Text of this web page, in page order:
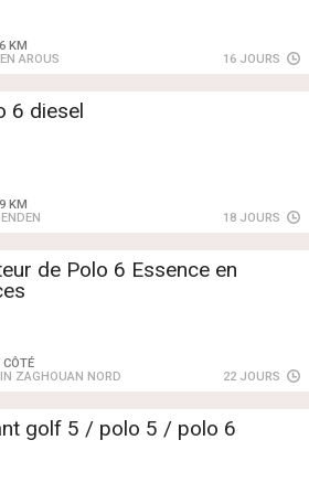
KM
AROUS
16 JOURS
6 diesel
KM
18 JOURS
de Polo 6 Essence en
CÔTÉ
ZAGHOUAN NORD
22 JOURS
golf 5 / polo 5 / polo 6